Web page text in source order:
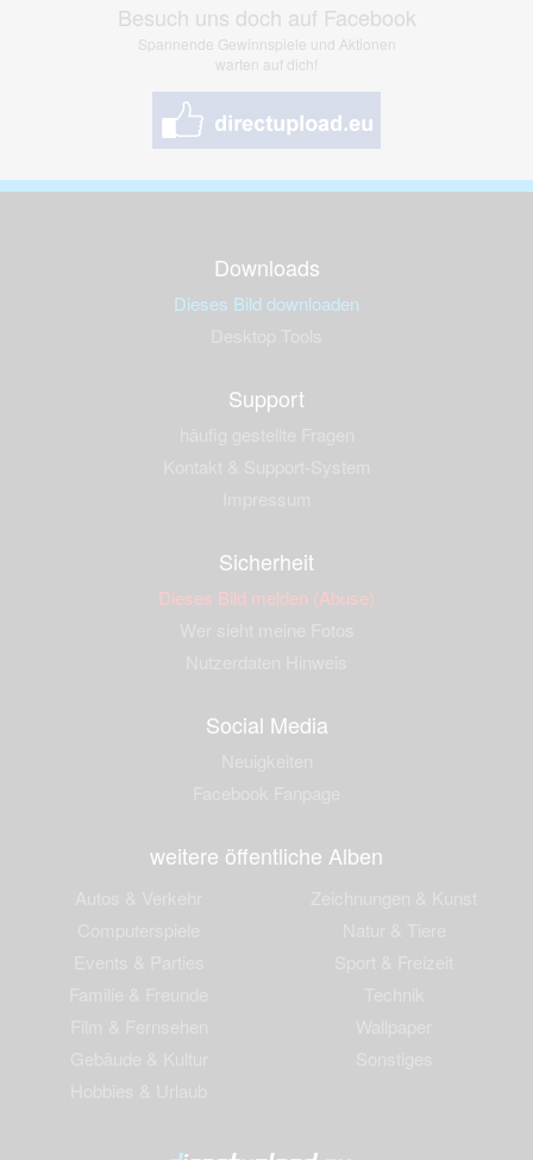
Besuch uns doch auf Facebook
Spannende Gewinnspiele und Aktionen
warten auf dich!
Downloads
Dieses Bild downloaden
Support
Sicherheit
Dieses Bild melden (Abuse)
Social Media
weitere öffentliche Alben